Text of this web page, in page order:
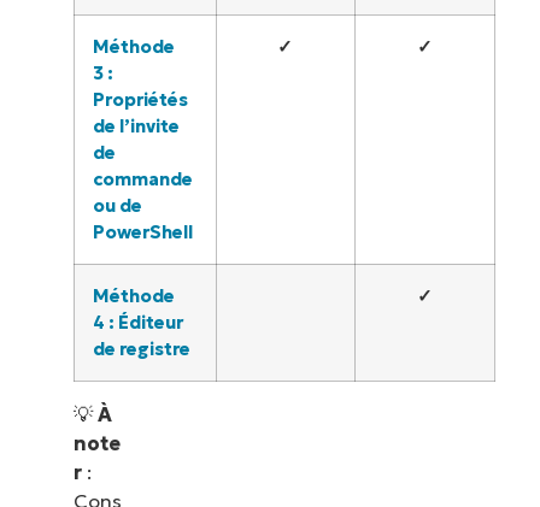
Méthode
3 :
Propriétés
de l’invite
de
commande
ou de
PowerShell
✓ ✓
Méthode
4 : Éditeur
de registre
✓
💡À
note
r:
Cons